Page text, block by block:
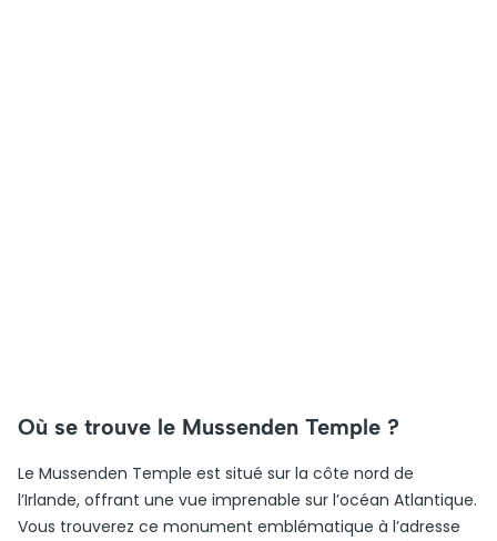
Où se trouve le Mussenden Temple ?
Le Mussenden Temple est situé sur la côte nord de
l’Irlande, offrant une vue imprenable sur l’océan Atlantique.
Vous trouverez ce monument emblématique à l’adresse